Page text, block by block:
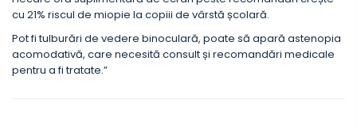
cu 21% riscul de miopie la copiii de vârstă școlară.
Pot fi tulburări de vedere binoculară, poate să apară astenopia
acomodativă, care necesită consult și recomandări medicale
pentru a fi tratate.”